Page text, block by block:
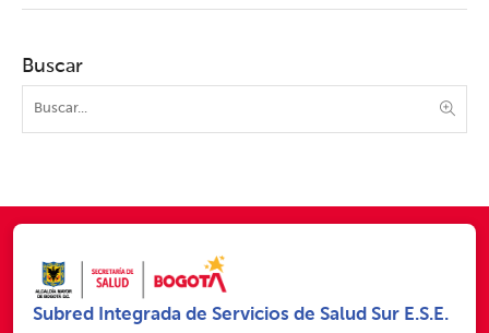
Buscar
Subred Integrada de Servicios de Salud Sur E.S.E.